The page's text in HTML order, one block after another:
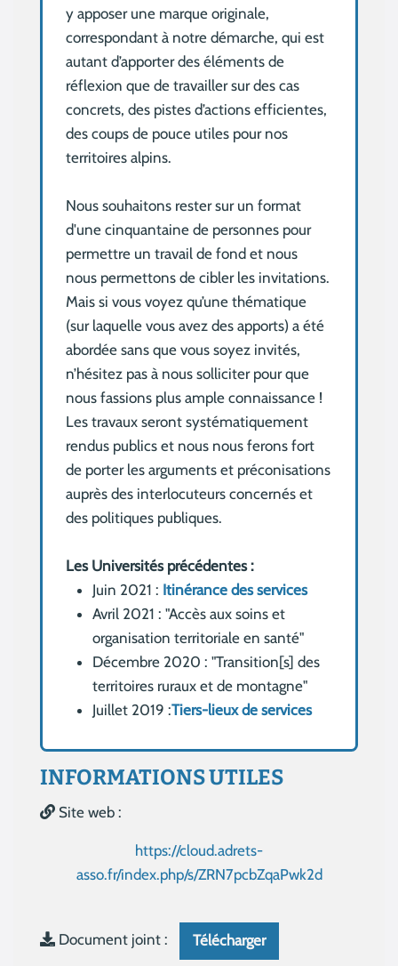
y apposer une marque originale,
correspondant à notre démarche, qui est
autant d’apporter des éléments de
réflexion que de travailler sur des cas
concrets, des pistes d’actions efficientes,
des coups de pouce utiles pour nos
territoires alpins.
Nous souhaitons rester sur un format
d'une cinquantaine de personnes pour
permettre un travail de fond et nous
nous permettons de cibler les invitations.
Mais si vous voyez qu’une thématique
(sur laquelle vous avez des apports) a été
abordée sans que vous soyez invités,
n’hésitez pas à nous solliciter pour que
nous fassions plus ample connaissance !
Les travaux seront systématiquement
rendus publics et nous nous ferons fort
de porter les arguments et préconisations
auprès des interlocuteurs concernés et
des politiques publiques.
Les Universités précédentes :
Juin 2021 : Itinérance des services
Avril 2021 : "Accès aux soins et
organisation territoriale en santé"
Décembre 2020 : "Transition[s] des
territoires ruraux et de montagne"
Juillet 2019 :Tiers-lieux de services
INFORMATIONS UTILES
Site web :
https://cloud.adrets-
asso.fr/index.php/s/ZRN7pcbZqaPwk2d
Document joint : Télécharger